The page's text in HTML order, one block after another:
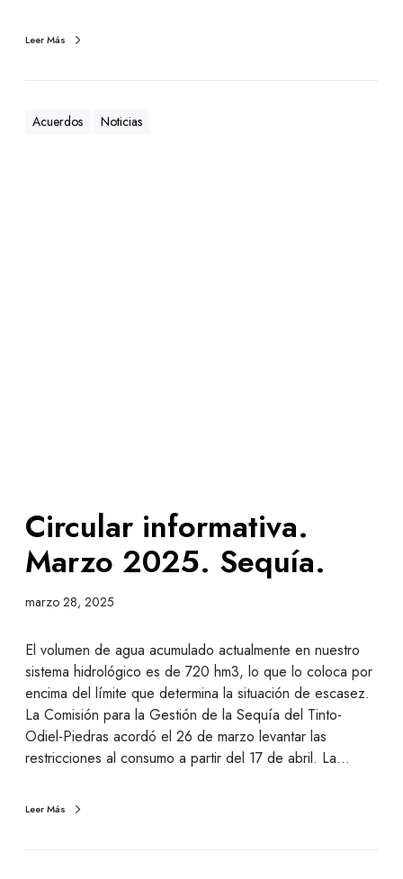
Leer Más
Acuerdos Noticias
Circular informativa.
Marzo 2025. Sequía.
marzo 28, 2025
El volumen de agua acumulado actualmente en nuestro
sistema hidrológico es de 720 hm3, lo que lo coloca por
encima del límite que determina la situación de escasez.
La Comisión para la Gestión de la Sequía del Tinto-
Odiel-Piedras acordó el 26 de marzo levantar las
restricciones al consumo a partir del 17 de abril. La…
Leer Más